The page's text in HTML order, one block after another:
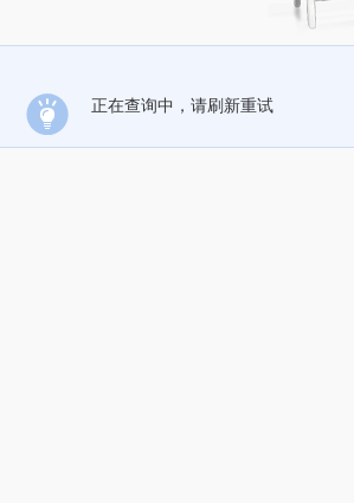
正在查询中，请刷新重试